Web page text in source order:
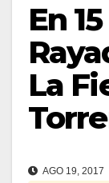
En
La
AGO 19, 2017